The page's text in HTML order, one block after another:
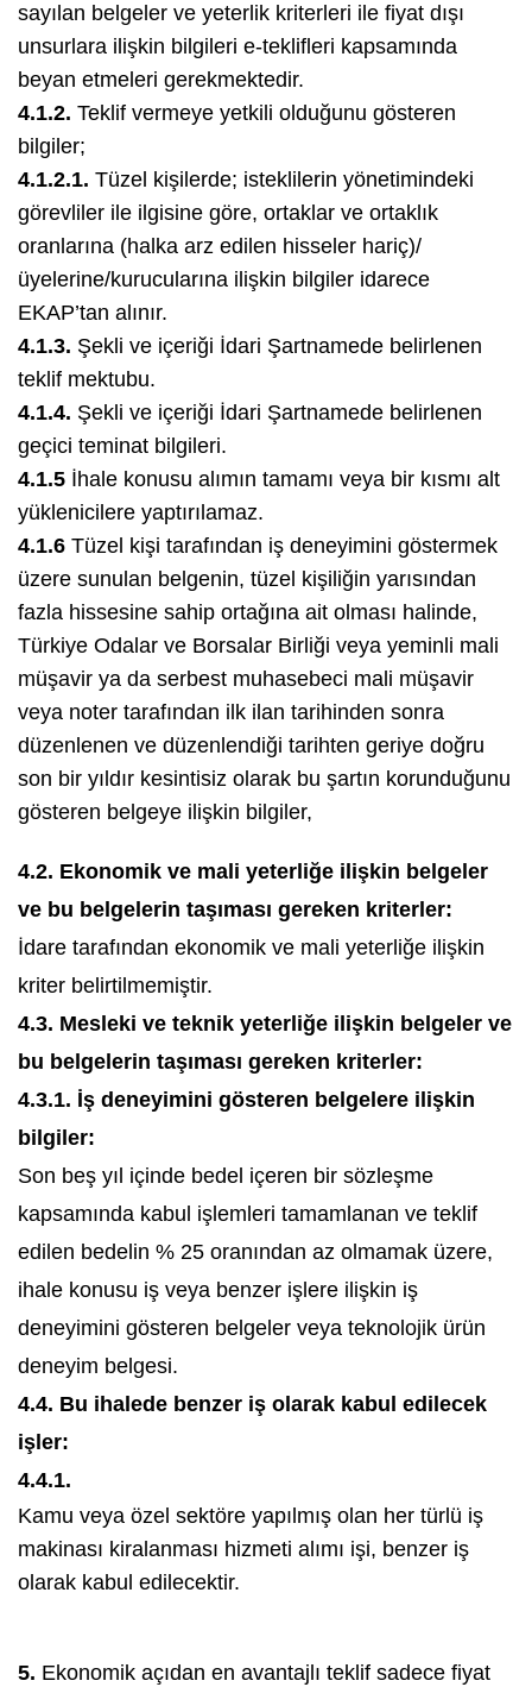
sayılan belgeler ve yeterlik kriterleri ile fiyat dışı
unsurlara ilişkin bilgileri e-teklifleri kapsamında
beyan etmeleri gerekmektedir.
4.1.2. Teklif vermeye yetkili olduğunu gösteren
bilgiler;
4.1.2.1. Tüzel kişilerde; isteklilerin yönetimindeki
görevliler ile ilgisine göre, ortaklar ve ortaklık
oranlarına (halka arz edilen hisseler hariç)/
üyelerine/kurucularına ilişkin bilgiler idarece
EKAP’tan alınır.
4.1.3. Şekli ve içeriği İdari Şartnamede belirlenen
teklif mektubu.
4.1.4. Şekli ve içeriği İdari Şartnamede belirlenen
geçici teminat bilgileri.
4.1.5 İhale konusu alımın tamamı veya bir kısmı alt
yüklenicilere yaptırılamaz.
4.1.6 Tüzel kişi tarafından iş deneyimini göstermek
üzere sunulan belgenin, tüzel kişiliğin yarısından
fazla hissesine sahip ortağına ait olması halinde,
Türkiye Odalar ve Borsalar Birliği veya yeminli mali
müşavir ya da serbest muhasebeci mali müşavir
veya noter tarafından ilk ilan tarihinden sonra
düzenlenen ve düzenlendiği tarihten geriye doğru
son bir yıldır kesintisiz olarak bu şartın korunduğunu
gösteren belgeye ilişkin bilgiler,
4.2. Ekonomik ve mali yeterliğe ilişkin belgeler
ve bu belgelerin taşıması gereken kriterler:
İdare tarafından ekonomik ve mali yeterliğe ilişkin
kriter belirtilmemiştir.
4.3. Mesleki ve teknik yeterliğe ilişkin belgeler ve
bu belgelerin taşıması gereken kriterler:
4.3.1. İş deneyimini gösteren belgelere ilişkin
bilgiler:
Son beş yıl içinde bedel içeren bir sözleşme
kapsamında kabul işlemleri tamamlanan ve teklif
edilen bedelin % 25 oranından az olmamak üzere,
ihale konusu iş veya benzer işlere ilişkin iş
deneyimini gösteren belgeler veya teknolojik ürün
deneyim belgesi.
4.4. Bu ihalede benzer iş olarak kabul edilecek
işler:
4.4.1.
Kamu veya özel sektöre yapılmış olan her türlü iş
makinası kiralanması hizmeti alımı işi, benzer iş
olarak kabul edilecektir.
5. Ekonomik açıdan en avantajlı teklif sadece fiyat